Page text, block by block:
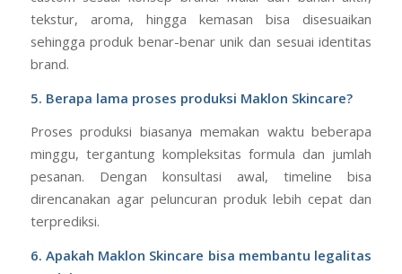
tekstur, aroma, hingga kemasan bisa disesuaikan
sehingga produk benar-benar unik dan sesuai identitas
brand.
5. Berapa lama proses produksi Maklon Skincare?
Proses produksi biasanya memakan waktu beberapa
minggu, tergantung kompleksitas formula dan jumlah
pesanan. Dengan konsultasi awal, timeline bisa
direncanakan agar peluncuran produk lebih cepat dan
terprediksi.
6. Apakah Maklon Skincare bisa membantu legalitas